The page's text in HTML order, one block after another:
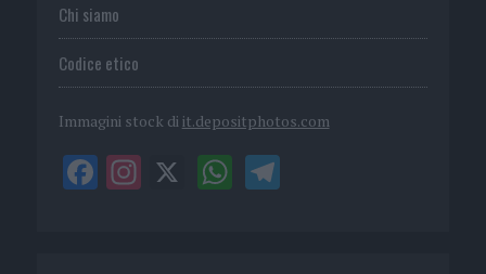
Chi siamo
Codice etico
Immagini stock di it.depositphotos.com